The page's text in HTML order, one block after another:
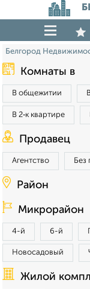
Белгород
Комнаты в
В общежитии
В 2‑к квартире
Продавец
Агентство Без
Район
Микрорайон
4-й 6-й
Новосадовый
Жилой